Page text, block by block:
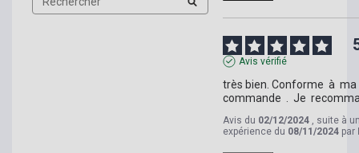
Avis vérifié
très bien. Conforme  à  ma
commande  .  Je
Avis du 02/12/2024 , suite à
expérience du 08/11/2024 par